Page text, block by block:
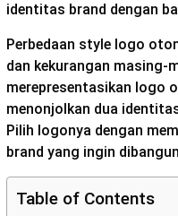
identitas brand dengan
Perbedaan style logo
dan kekurangan masing-
merepresentasikan logo
menonjolkan dua
Pilih logonya dengan
brand yang ingin
Table of Contents